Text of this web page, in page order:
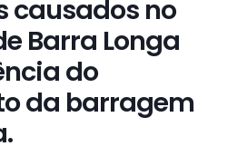
causados no
Barra Longa
do
da barragem